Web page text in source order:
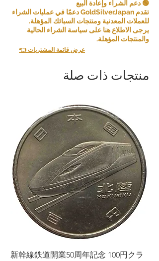
🟢 دعم الشراء وإعادة البيع
تقدم GoldSilverJapan دعمًا في عمليات الشراء
للعملات المعدنية ومنتجات السبائك المؤهلة.
يرجى الاطلاع هنا على سياسة الشراء الحالية
والمنتجات المؤهلة.
👈 عرض قائمة المشتريات
منتجات ذات صلة
新幹線鉄道開業50周年記念 100円クラ